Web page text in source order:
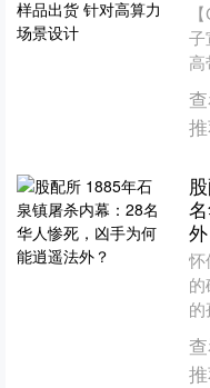
子
查
怀
查